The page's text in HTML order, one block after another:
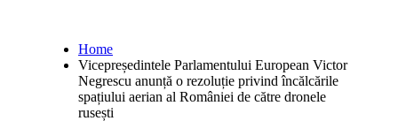
Home
Vicepreședintele Parlamentului European Victor
Negrescu anunță o rezoluție privind încălcările
spațiului aerian al României de către dronele
rusești